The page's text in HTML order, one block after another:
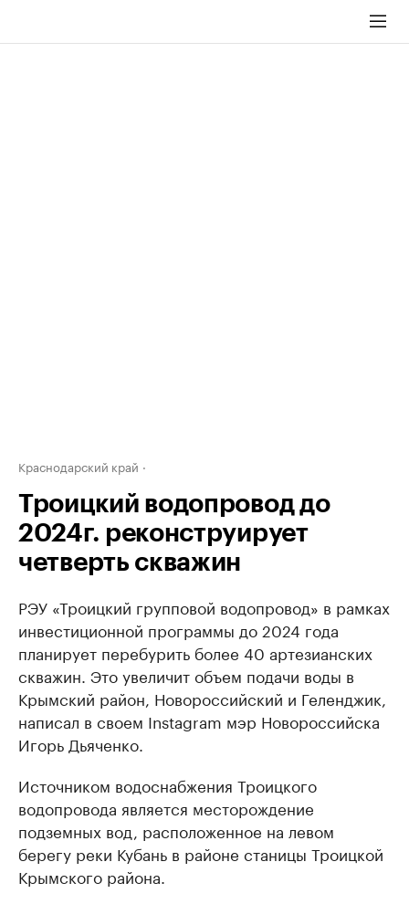
Краснодарский край
Троицкий водопровод до
2024г. реконструирует
четверть скважин
РЭУ «Троицкий групповой водопровод» в рамках
инвестиционной программы до 2024 года
планирует перебурить более 40 артезианских
скважин. Это увеличит объем подачи воды в
Крымский район, Новороссийский и Геленджик,
написал в своем Instagram мэр Новороссийска
Игорь Дьяченко.
Источником водоснабжения Троицкого
водопровода является месторождение
подземных вод, расположенное на левом
берегу реки Кубань в районе станицы Троицкой
Крымского района.